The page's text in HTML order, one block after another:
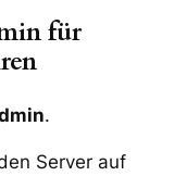
für
.
Server auf